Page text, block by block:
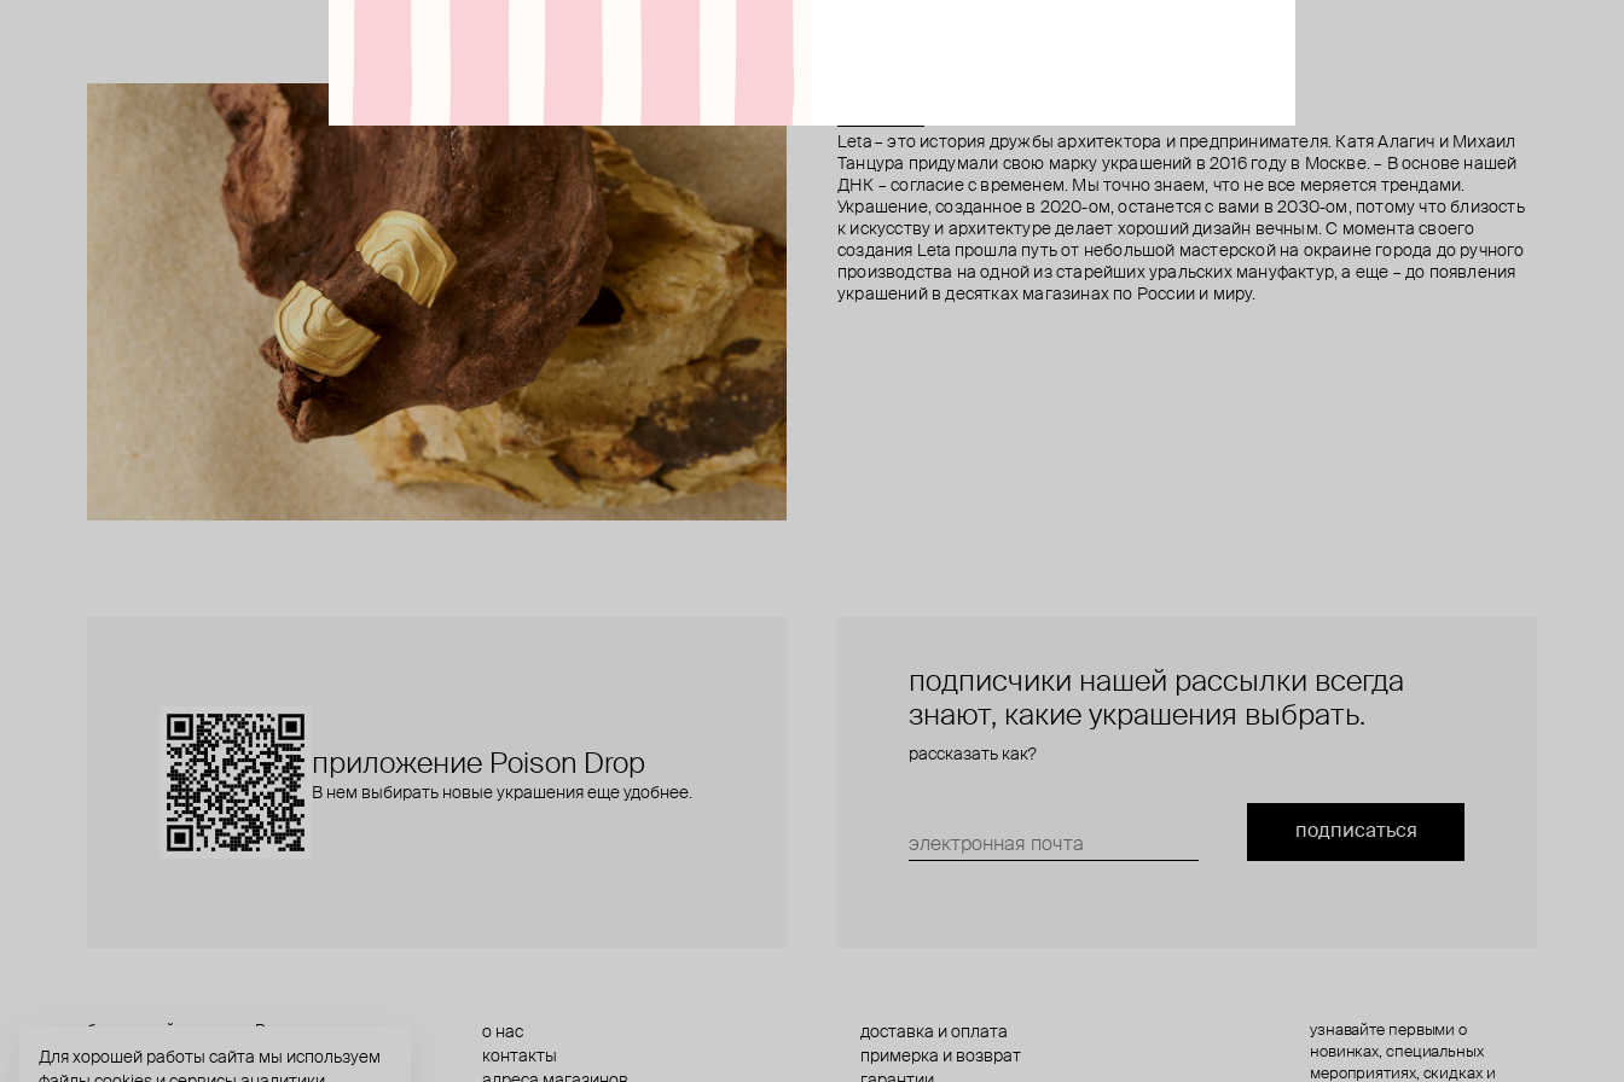
Leta – это история дружбы архитектора и предпринимателя. Катя Алагич и Михаил
Танцура придумали свою марку украшений в 2016 году в Москве. – В основе нашей
ДНК – согласие с временем. Мы точно знаем, что не все меряется трендами.
Украшение, созданное в 2020-ом, останется с вами в 2030-ом, потому что близость
к искусству и архитектуре делает хороший дизайн вечным. С момента своего
создания Leta прошла путь от небольшой мастерской на окраине города до ручного
производства на одной из старейших уральских мануфактур, а еще – до появления
украшений в десятках магазинах по России и миру.
подписчики нашей рассылки всегда
знают, какие украшения выбрать.
рассказать как?
подписаться
приложение Poison Drop
В нем выбирать новые украшения еще удобнее.
о нас
контакты
доставка и оплата
примерка и возврат
бесплатный звонок по России
8 800 775⁠-07⁠-19
узнавайте первыми о
новинках, специальных
мероприятиях, скидках и
Для хорошей работы сайта мы используем